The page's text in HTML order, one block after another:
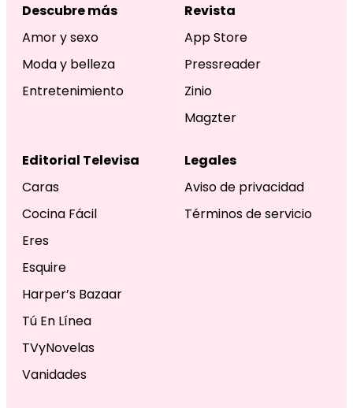
Descubre más
Amor y sexo
Moda y belleza
Entretenimiento
Revista
App Store
Pressreader
Zinio
Magzter
Editorial Televisa
Caras
Cocina Fácil
Eres
Esquire
Harper’s Bazaar
Tú En Línea
TVyNovelas
Vanidades
Legales
Aviso de privacidad
Términos de servicio